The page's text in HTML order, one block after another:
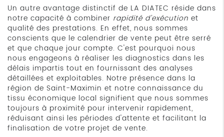
Un autre avantage distinctif de LA DIATEC réside dans
notre capacité à combiner rapidité d'exécution et
qualité des prestations. En effet, nous sommes
conscients que le calendrier de vente peut être serré
et que chaque jour compte. C'est pourquoi nous
nous engageons à réaliser les diagnostics dans les
délais impartis tout en fournissant des analyses
détaillées et exploitables. Notre présence dans la
région de Saint-Maximin et notre connaissance du
tissu économique local signifient que nous sommes
toujours à proximité pour intervenir rapidement,
réduisant ainsi les périodes d'attente et facilitant la
finalisation de votre projet de vente.